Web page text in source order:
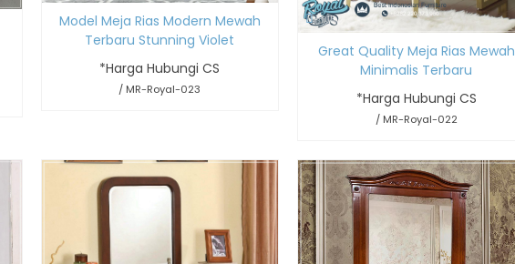
Model Meja Rias Modern Mewah
Terbaru Stunning Violet
*Harga Hubungi CS
/ MR-Royal-023
Great Quality Meja Rias Mewah
Minimalis Terbaru
*Harga Hubungi CS
/ MR-Royal-022